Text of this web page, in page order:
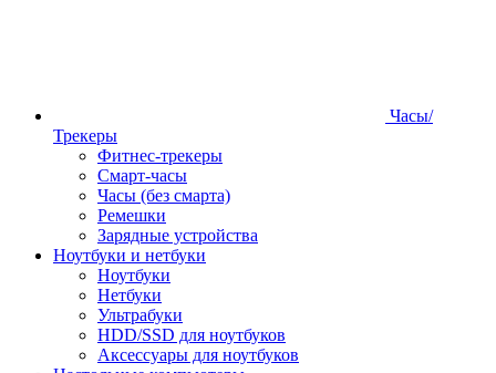
Часы/
Трекеры
Фитнес-трекеры
Смарт-часы
Часы (без смарта)
Ремешки
Зарядные устройства
Ноутбуки и нетбуки
Ноутбуки
Нетбуки
Ультрабуки
HDD/SSD для ноутбуков
Аксессуары для ноутбуков